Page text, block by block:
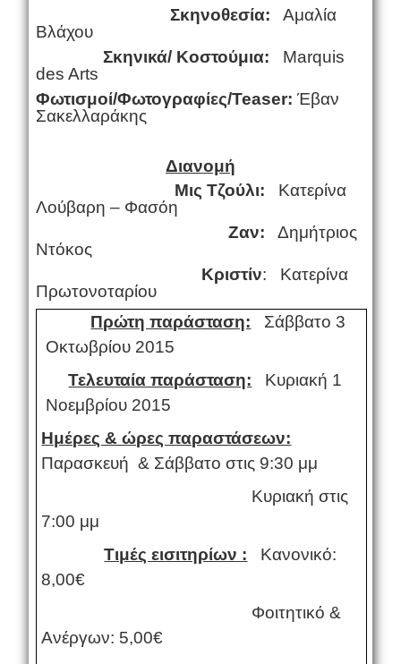
Σκηνοθεσία: Αμαλία
Βλάχου
Σκηνικά/ Κοστούμια: Marquis
des Arts
Φωτισμοί/Φωτογραφίες/Teaser: Έβαν
Σακελλαράκης
Διανομή
Μις Τζούλι: Κατερίνα
Λούβαρη – Φασόη
Ζαν: Δημήτριος
Ντόκος
Κριστίν: Κατερίνα
Πρωτονοταρίου
Πρώτη παράσταση:
Σάββατο 3
Οκτωβρίου 2015
Τελευταία παράσταση: Κυριακή 1
Νοεμβρίου 2015
Ημέρες & ώρες παραστάσεων:
Παρασκευή & Σάββατο στις 9:30 μμ
Κυριακή στις
7:00 μμ
Τιμές εισιτηρίων :
Κανονικό:
8,00€
Φοιτητικό &
Ανέργων: 5,00€